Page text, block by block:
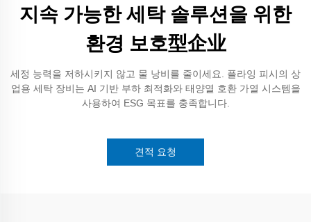
지속 가능한 세탁 솔루션을 위한
환경 보호型企业
세정 능력을 저하시키지 않고 물 낭비를 줄이세요. 플라잉 피시의 상
업용 세탁 장비는 AI 기반 부하 최적화와 태양열 호환 가열 시스템을
사용하여 ESG 목표를 충족합니다.
견적 요청